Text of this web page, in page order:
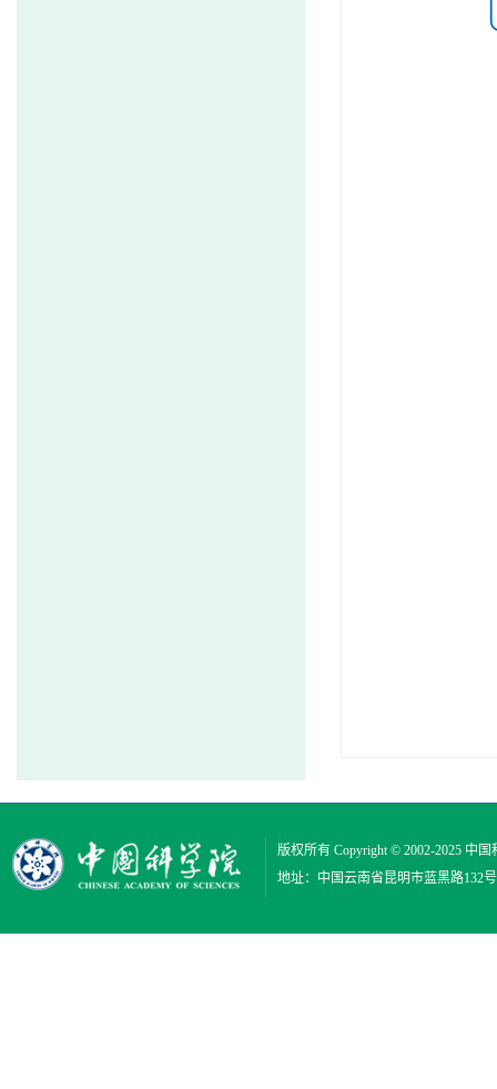
版权所有 Copyright © 2002-2025 中国
地址：中国云南省昆明市蓝黑路